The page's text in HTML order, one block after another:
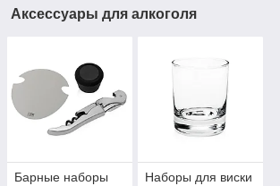
Аксессуары для алкоголя
Барные наборы Наборы для виски